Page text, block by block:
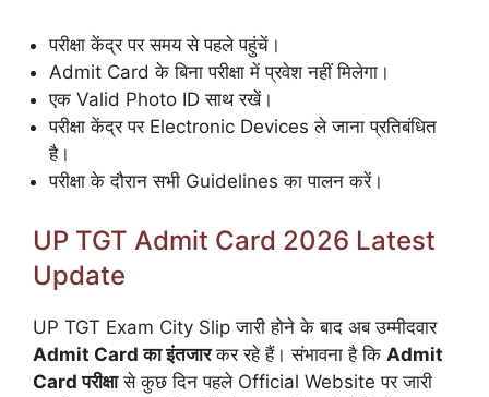
परीक्षा केंद्र पर समय से पहले पहुंचें।
Admit Card के बिना परीक्षा में प्रवेश नहीं मिलेगा।
एक Valid Photo ID साथ रखें।
परीक्षा केंद्र पर Electronic Devices ले जाना प्रतिबंधित
है।
परीक्षा के दौरान सभी Guidelines का पालन करें।
UP TGT Admit Card 2026 Latest
Update
UP TGT Exam City Slip जारी होने के बाद अब उम्मीदवार
Admit Card का इंतजारकर रहे हैं। संभावना है कि Admit
Card परीक्षासे कुछ दिन पहले Official Website पर जारी